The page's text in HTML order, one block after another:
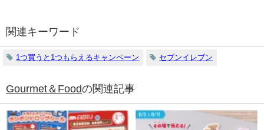
関連キーワード
1つ買うと1つもらえるキャンペーン セブンイレブン
Gourmet＆Foodの関連記事